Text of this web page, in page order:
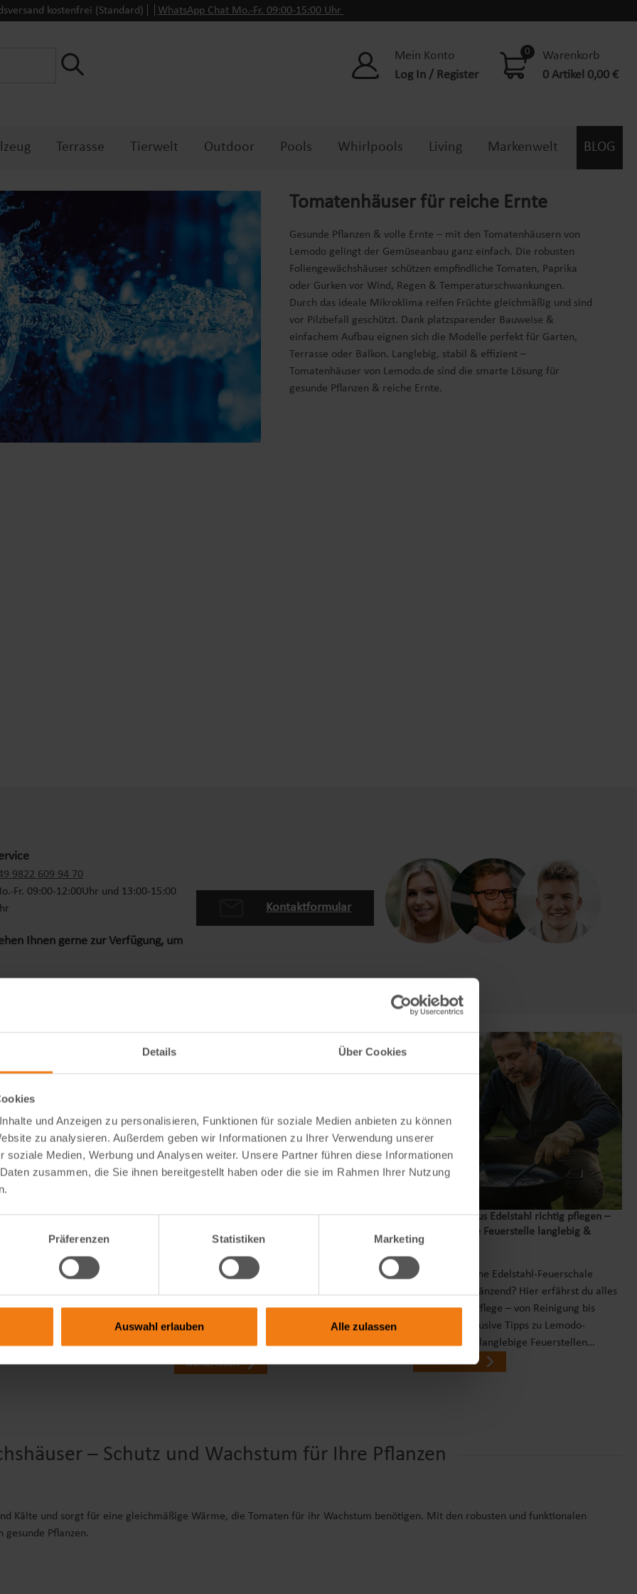
Details Über Cookies
und Anzeigen zu personalisieren, Funktionen für soziale Medien anbieten zu können
zu analysieren. Außerdem geben wir Informationen zu Ihrer Verwendung unserer
soziale Medien, Werbung und Analysen weiter. Unsere Partner führen diese Informationen
zusammen, die Sie ihnen bereitgestellt haben oder die sie im Rahmen Ihrer Nutzung
Präferenzen Statistiken Marketing
Auswahl erlauben Alle zulassen
kostenfrei (Standard) WhatsApp Chat Mo.-Fr. 09:00-15:00 Uhr
Mein Konto
Log In / Register
0
Warenkorb
0 Artikel 0,00 €
Terrasse Tierwelt Outdoor Pools Whirlpools Living Markenwelt BLOG
Tomatenhäuser für reiche Ernte
Gesunde Pflanzen & volle Ernte – mit den Tomatenhäusern von
Lemodo gelingt der Gemüseanbau ganz einfach. Die robusten
Foliengewächshäuser schützen empfindliche Tomaten, Paprika
oder Gurken vor Wind, Regen & Temperaturschwankungen.
Durch das ideale Mikroklima reifen Früchte gleichmäßig und sind
vor Pilzbefall geschützt. Dank platzsparender Bauweise &
einfachem Aufbau eignen sich die Modelle perfekt für Garten,
Terrasse oder Balkon. Langlebig, stabil & effizient –
Tomatenhäuser von Lemodo.de sind die smarte Lösung für
gesunde Pflanzen & reiche Ernte.
9822 609 94 70
Fr. 09:00-12:00Uhr und 13:00-15:00
Ihnen gerne zur Verfügung, um
Kontaktformular
wählen: FAQ zu Sicht-
eine Seitenmarkise
Höhe ist ideal? Und braucht
Genehmigung? In unserem
du alles, was du vor
solltest – mit viele…
Pop‑Up vs. klassischer Pflanztunnel – Zwei
Pop-Up-Tunnel oder klassischer
Pflanzenschutz? Erfahre die wichtigsten
Unterschiede, wann welche Variante Sinn
macht und welche Lösung zu deinem
Gartenalltag passt – einfach erklärt und
praxisnah!
weiterlesen
Feuerschale aus Edelstahl richtig pflegen –
so bleibt deine Feuerstelle langlebig &
glänzend
Wie bleibt deine Edelstahl-Feuerschale
rostfrei und glänzend? Hier erfährst du alles
zur richtigen Pflege – von Reinigung bis
Lagerung. Inklusive Tipps zu Lemodo-
Produkten für langlebige Feuerstellen…
weiterlesen
– Schutz und Wachstum für Ihre Pflanzen
Kälte und sorgt für eine gleichmäßige Wärme, die Tomaten für ihr Wachstum benötigen. Mit den robusten und funktionalen
Pflanzen.